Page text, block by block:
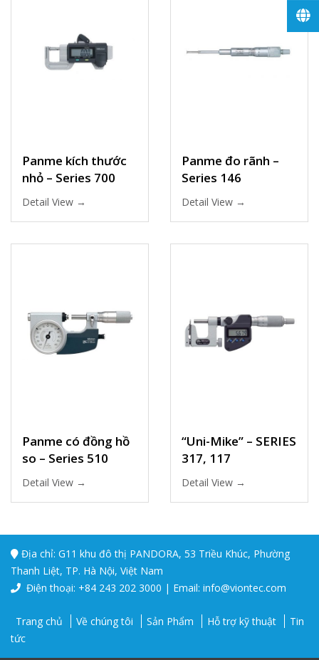
Panme kích thước
nhỏ – Series 700
Detail View →
Panme đo rãnh –
Series 146
Detail View →
Panme có đồng hồ
so – Series 510
Detail View →
“Uni-Mike” – SERIES
317, 117
Detail View →
Địa chỉ: G11 khu đô thị PANDORA, 53 Triều Khúc, Phường
Thanh Liệt, TP. Hà Nội, Việt Nam
Điện thoại: +84 243 202 3000 | Email: info@viontec.com
Trang chủ Về chúng tôi Sản Phẩm Hỗ trợ kỹ thuật
Tin
tức